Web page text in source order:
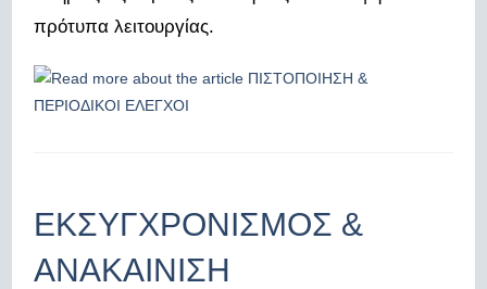
πρότυπα λειτουργίας.
ΕΚΣΥΓΧΡΟΝΙΣΜΟΣ &
ΑΝΑΚΑΙΝΙΣΗ